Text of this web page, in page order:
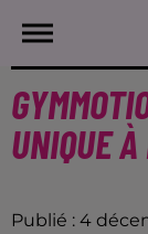
UNIQUE
Publié : 4